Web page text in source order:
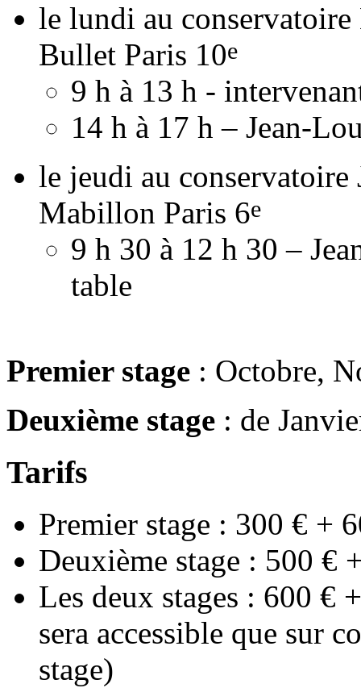
le lundi au
Bullet Paris 10e
9 h à 13 h -
14 h à 17 h – Jean-
le jeudi au conservatoire
Mabillon Paris 6e
9 h 30 à 12 h 30 –
table
Premier stage : Octobre,
Deuxième stage : de
Tarifs
Premier stage : 300 € +
Deuxième stage : 500 €
Les deux stages : 600 €
sera accessible que sur
stage)